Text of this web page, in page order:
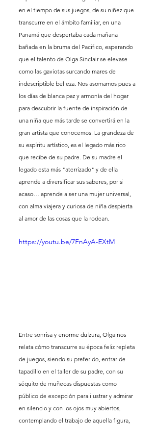
en el tiempo de sus juegos, de su niñez que
transcurre en el ámbito familiar, en una
Panamá que despertaba cada mañana
bañada en la bruma del Pacifico, esperando
que el talento de Olga Sinclair se elevase
como las gaviotas surcando mares de
indescriptible belleza. Nos asomamos pues a
los días de blanca paz y armonía del hogar
para descubrir la fuente de inspiración de
una niña que más tarde se convertirá en la
gran artista que conocemos. La grandeza de
su espíritu artístico, es el legado más rico
que recibe de su padre. De su madre el
legado esta más "aterrizado" y de ella
aprende a diversificar sus saberes, por si
acaso… aprende a ser una mujer universal,
con alma viajera y curiosa de niña despierta
al amor de las cosas que la rodean.
https://youtu.be/7FnAyA-EXtM
Entre sonrisa y enorme dulzura, Olga nos
relata cómo transcurre su época feliz repleta
de juegos, siendo su preferido, entrar de
tapadillo en el taller de su padre, con su
séquito de muñecas dispuestas como
público de excepción para ilustrar y admirar
en silencio y con los ojos muy abiertos,
contemplando el trabajo de aquella figura,